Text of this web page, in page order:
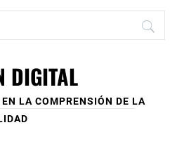
DIGITAL
LA COMPRENSIÓN DE LA